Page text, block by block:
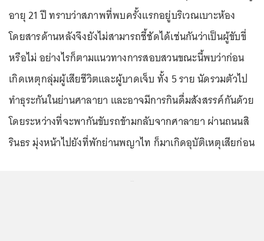
อายุ 21 ปี ทราบว่าสภาพที่พบครั้งแรกอยู่บริเวณเบาะห้อง
โดยสารด้านหลังจึงยังไม่สามารถชี้ชัดได้เช่นกันว่าเป็นผู้ขับขี่
หรือไม่ อย่างไรก็ตามแนวทางการสอบสวนขณะนี้พบว่าก่อน
เกิดเหตุกลุ่มผู้เสียชีวิตและผู้บาดเจ็บ ทั้ง 5 ราย นัดรวมตัวไป
ทำธุระกันในย่านศาลายา และอาจมีการกินดื่มสังสรรค์กันด้วย
โดยระหว่างที่จะพากันขับรถข้ามกลับจากศาลายา ผ่านถนนสิ
รินธร มุ่งหน้าไปยังที่พักย่านพญาไท ก็มาเกิดอุบัติเหตุเสียก่อน